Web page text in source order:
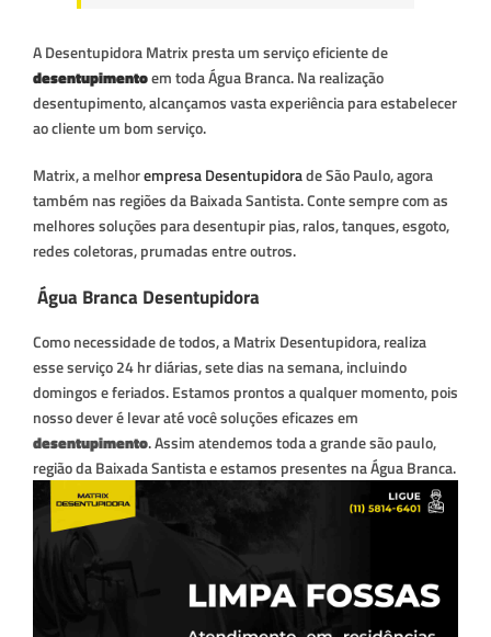
A Desentupidora Matrix presta um serviço eficiente de
desentupimentoem toda Água Branca. Na realização
desentupimento, alcançamos vasta experiência para estabelecer
ao cliente um bom serviço.
Matrix, a melhorempresa Desentupidorade São Paulo, agora
também nas regiões da Baixada Santista. Conte sempre com as
melhores soluções para desentupir pias, ralos, tanques, esgoto,
redes coletoras, prumadas entre outros.
Água Branca Desentupidora
Como necessidade de todos, a Matrix Desentupidora, realiza
esse serviço 24 hr diárias, sete dias na semana, incluindo
domingos e feriados. Estamos prontos a qualquer momento, pois
nosso dever é levar até você soluções eficazes em
desentupimento. Assim atendemos toda a grande são paulo,
região da Baixada Santista e estamos presentes na Água Branca.